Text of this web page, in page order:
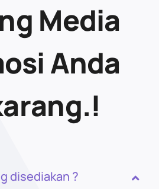
Media
Anda
disediakan ?